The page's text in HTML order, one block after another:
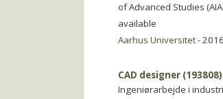
of Advanced Studies
available
Aarhus Universitet-
CAD designer (193808)
Ingeniørarbejde i